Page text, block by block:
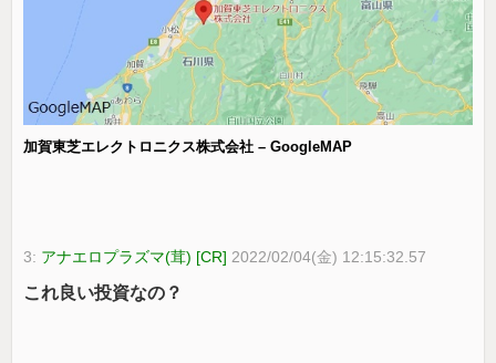
加賀東芝エレクトロニクス株式会社 – GoogleMAP
3: アナエロプラズマ(茸) [CR] 2022/02/04(金) 12:15:32.57
これ良い投資なの？